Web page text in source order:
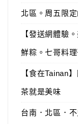
北區。周五限
【發送網體驗
鮮粽。七哥料
【食在Tainan
茶就是美味
台南．北區．